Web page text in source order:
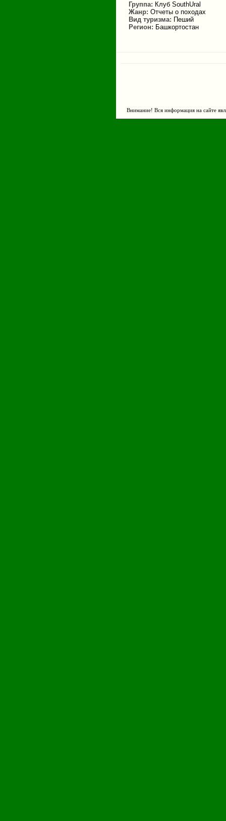
Группа: Клуб SouthUral
Жанр: Отчеты о походах
Вид туризма: Пеший
Регион: Башкортостан
Внимание! Вся информация на сайте